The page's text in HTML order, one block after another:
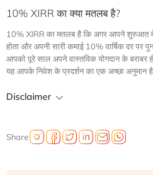
10% XIRR का क्या मतलब है?
10% XIRR का मतलब है कि अगर आपने शुरुआत
होता और अपनी सारी कमाई 10% वार्षिक दर पर
आपको पूरे साल अपने वास्तविक योगदान के बराबर
यह आपके निवेश के प्रदर्शन का एक अच्छा अनुमान
Disclaimer
Share